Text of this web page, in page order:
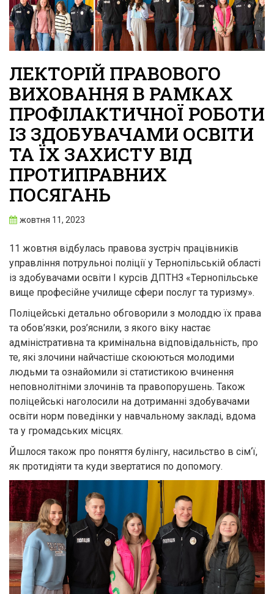
ЛЕКТОРІЙ ПРАВОВОГО
ВИХОВАННЯ В РАМКАХ
ПРОФІЛАКТИЧНОЇ РОБОТИ
ІЗ ЗДОБУВАЧАМИ ОСВІТИ
ТА ЇХ ЗАХИСТУ ВІД
ПРОТИПРАВНИХ
ПОСЯГАНЬ
жовтня 11, 2023
11 жовтня відбулась правова зустріч працівників
управління потрульноі поліції у Тернопільській області
із здобувачами освіти І курсів ДПТНЗ «Тернопільське
вище професійне училище сфери послуг та туризму».
Поліцейські детально обговорили з молоддю їх права
та обов’язки, роз’яснили, з якого віку настає
адміністративна та кримінальна відповідальність, про
те, які злочини найчастіше скоюються молодими
людьми та ознайомили зі статистикою вчинення
неповнолітніми злочинів та правопорушень. Також
поліцейські наголосили на дотриманні здобувачами
освіти норм поведінки у навчальному закладі, вдома
та у громадських місцях.
Йшлося також про поняття булінгу, насильство в сім‘ї,
як протидіяти та куди звертатися по допомогу.